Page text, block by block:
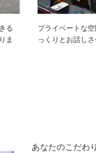
る
ま
プライベートな
っくりとお話しさ
あなたのこだわ